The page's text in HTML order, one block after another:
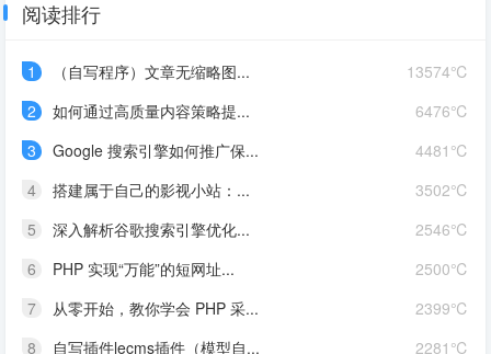
阅读排行
13574℃
1
（自写程序）文章无缩略图...
6476℃
2
如何通过高质量内容策略提...
4481℃
3
Google 搜索引擎如何推广保...
3502℃
4
搭建属于自己的影视小站：...
2546℃
5
深入解析谷歌搜索引擎优化...
2500℃
6
PHP 实现“万能”的短网址...
2399℃
7
从零开始，教你学会 PHP 采...
2281℃
8 自写插件lecms插件（模型自...